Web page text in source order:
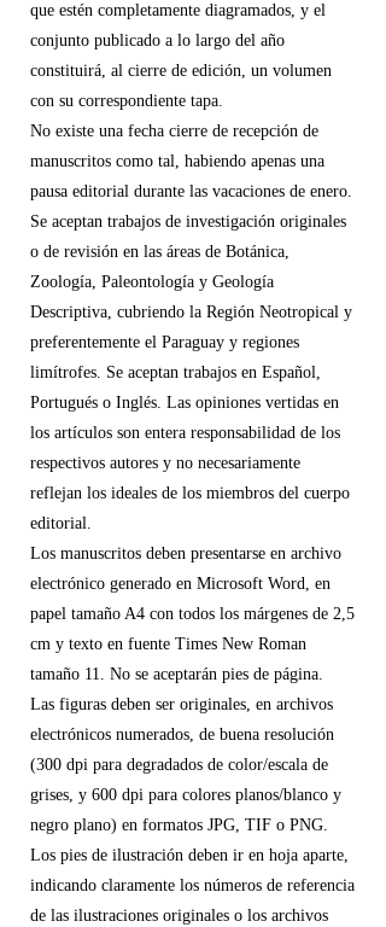
que estén completamente diagramados, y el
conjunto publicado a lo largo del año
constituirá, al cierre de edición, un volumen
con su correspondiente tapa.
No existe una fecha cierre de recepción de
manuscritos como tal, habiendo apenas una
pausa editorial durante las vacaciones de enero.
Se aceptan trabajos de investigación originales
o de revisión en las áreas de Botánica,
Zoología, Paleontología y Geología
Descriptiva, cubriendo la Región Neotropical y
preferentemente el Paraguay y regiones
limítrofes. Se aceptan trabajos en Español,
Portugués o Inglés. Las opiniones vertidas en
los artículos son entera responsabilidad de los
respectivos autores y no necesariamente
reflejan los ideales de los miembros del cuerpo
editorial.
Los manuscritos deben presentarse en archivo
electrónico generado en Microsoft Word, en
papel tamaño A4 con todos los márgenes de 2,5
cm y texto en fuente Times New Roman
tamaño 11. No se aceptarán pies de página.
Las figuras deben ser originales, en archivos
electrónicos numerados, de buena resolución
(300 dpi para degradados de color/escala de
grises, y 600 dpi para colores planos/blanco y
negro plano) en formatos JPG, TIF o PNG.
Los pies de ilustración deben ir en hoja aparte,
indicando claramente los números de referencia
de las ilustraciones originales o los archivos